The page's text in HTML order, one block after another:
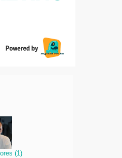
(1)